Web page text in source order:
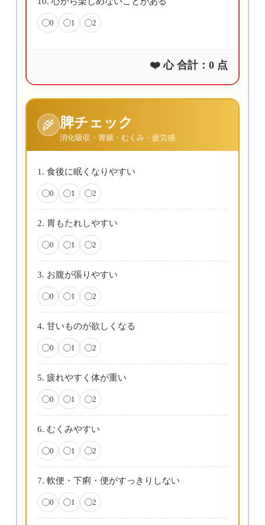
0 1 2
❤️ 心 合計： 0点
🌾 脾チェック
消化吸収・胃腸・むくみ・疲労感
1. 食後に眠くなりやすい
0 1 2
2. 胃もたれしやすい
0 1 2
3. お腹が張りやすい
0 1 2
4. 甘いものが欲しくなる
0 1 2
5. 疲れやすく体が重い
0 1 2
6. むくみやすい
0 1 2
7. 軟便・下痢・便がすっきりしない
0 1 2